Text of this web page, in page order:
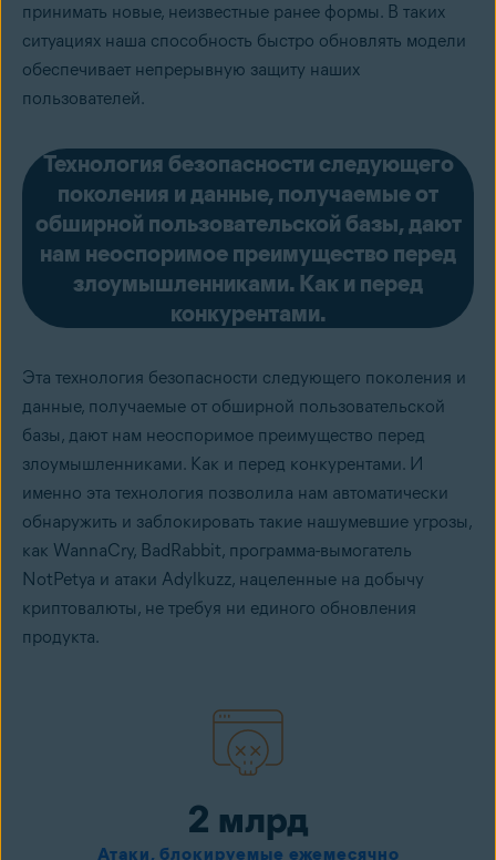
принимать новые, неизвестные ранее формы. В таких
ситуациях наша способность быстро обновлять модели
обеспечивает непрерывную защиту наших
пользователей.
Технология безопасности следующего
поколения и данные, получаемые от
обширной пользовательской базы, дают
нам неоспоримое преимущество перед
злоумышленниками. Как и перед
конкурентами.
Эта технология безопасности следующего поколения и
данные, получаемые от обширной пользовательской
базы, дают нам неоспоримое преимущество перед
злоумышленниками. Как и перед конкурентами. И
именно эта технология позволила нам автоматически
обнаружить и заблокировать такие нашумевшие угрозы,
как WannaCry, BadRabbit, программа-вымогатель
NotPetya и атаки Adylkuzz, нацеленные на добычу
криптовалюты, не требуя ни единого обновления
продукта.
2 млрд
Атаки, блокируемые ежемесячно